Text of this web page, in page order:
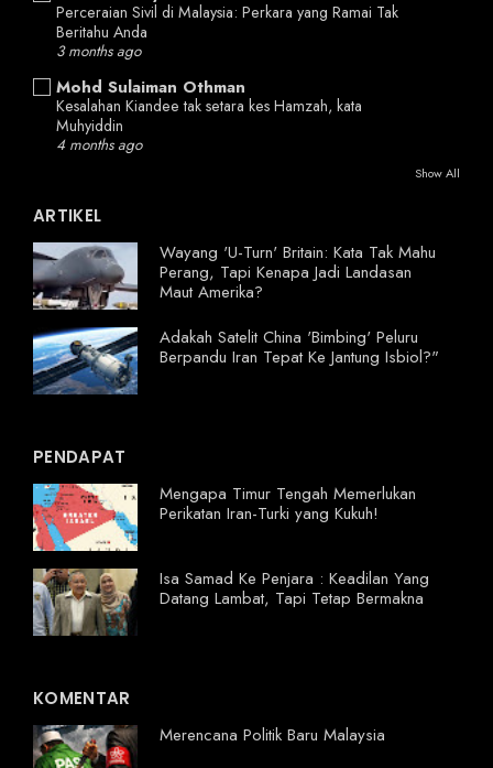
Perceraian Sivil di Malaysia: Perkara yang Ramai Tak
Beritahu Anda
3 months ago
Mohd Sulaiman Othman
Kesalahan Kiandee tak setara kes Hamzah, kata
Muhyiddin
4 months ago
Show All
ARTIKEL
Wayang 'U-Turn' Britain: Kata Tak Mahu
Perang, Tapi Kenapa Jadi Landasan
Maut Amerika?
Adakah Satelit China 'Bimbing' Peluru
Berpandu Iran Tepat Ke Jantung Isbiol?"
PENDAPAT
Mengapa Timur Tengah Memerlukan
Perikatan Iran-Turki yang Kukuh!
Isa Samad Ke Penjara : Keadilan Yang
Datang Lambat, Tapi Tetap Bermakna
KOMENTAR
Merencana Politik Baru Malaysia